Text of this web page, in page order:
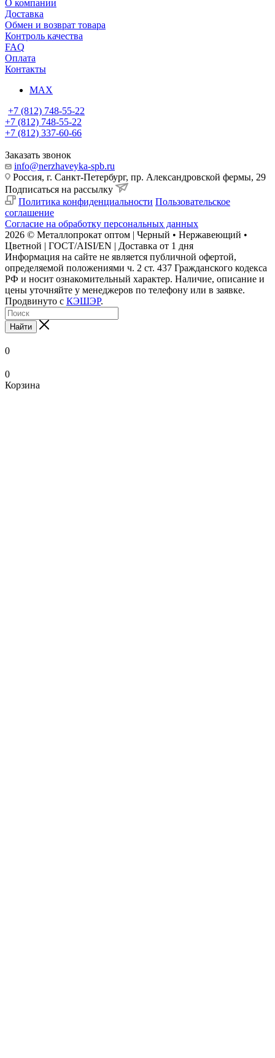
О компании
Доставка
Обмен и возврат товара
Контроль качества
FAQ
Оплата
Контакты
MAX
+7 (812) 748-55-22
+7 (812) 748-55-22
+7 (812) 337-60-66
Заказать звонок
info@nerzhaveyka-spb.ru
Россия, г. Санкт-Петербург, пр. Александровской фермы, 29
Подписаться на рассылку
Политика конфиденциальности Пользовательское
соглашение
Согласие на обработку персональных данных
2026 © Металлопрокат оптом | Черный • Нержавеющий •
Цветной | ГОСТ/AISI/EN | Доставка от 1 дня
Информация на сайте не является публичной офертой,
определяемой положениями ч. 2 ст. 437 Гражданского кодекса
РФ и носит ознакомительный характер. Наличие, описание и
цены уточняйте у менеджеров по телефону или в заявке.
Продвинуто с КЭШЭР.
Найти
0
0
Корзина